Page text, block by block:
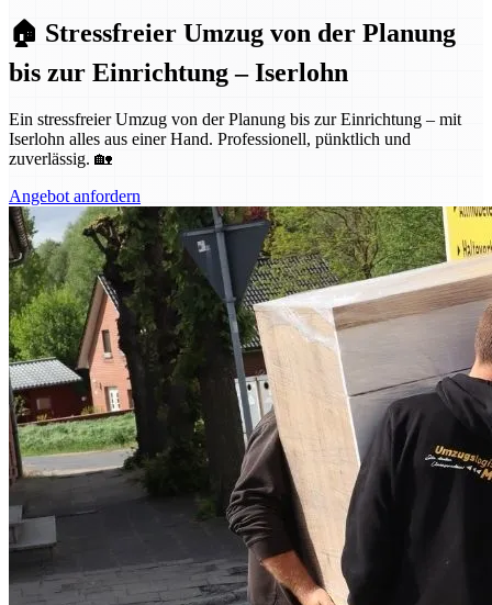
🏠 Stressfreier Umzug von der Planung
bis zur Einrichtung – Iserlohn
Ein stressfreier Umzug von der Planung bis zur Einrichtung – mit
Iserlohn alles aus einer Hand. Professionell, pünktlich und
zuverlässig. 🏡
Angebot anfordern